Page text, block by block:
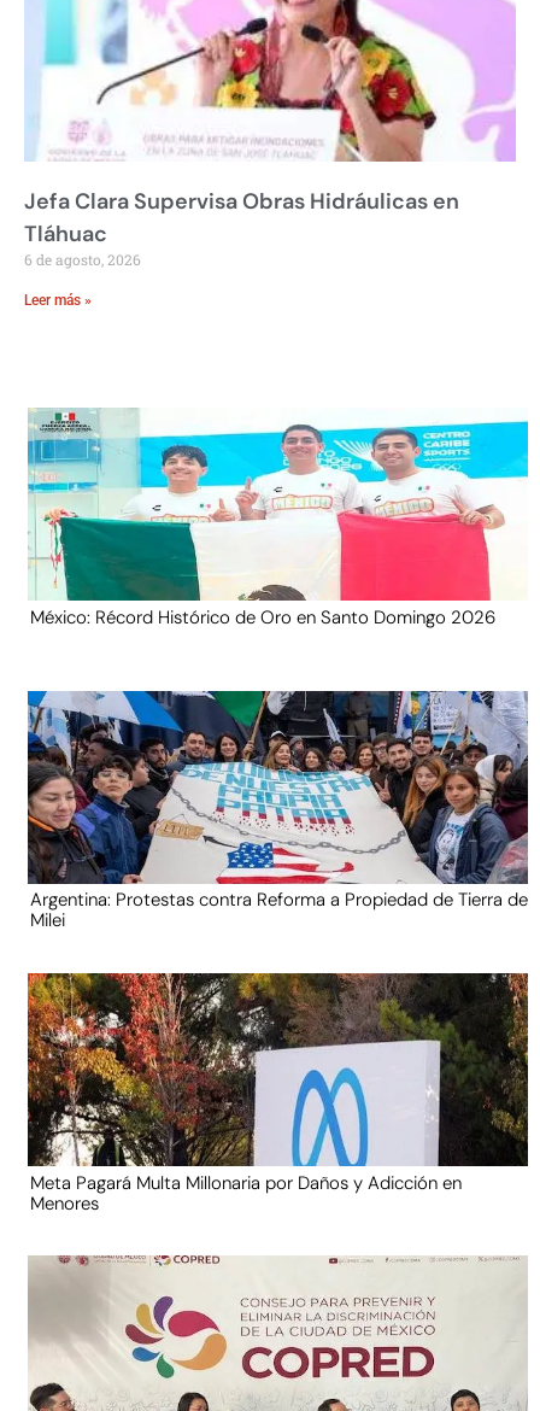
Jefa Clara Supervisa Obras Hidráulicas en
Tláhuac
6 de agosto, 2026
Leer más »
México: Récord Histórico de Oro en Santo Domingo 2026
Argentina: Protestas contra Reforma a Propiedad de Tierra de
Milei
Meta Pagará Multa Millonaria por Daños y Adicción en
Menores